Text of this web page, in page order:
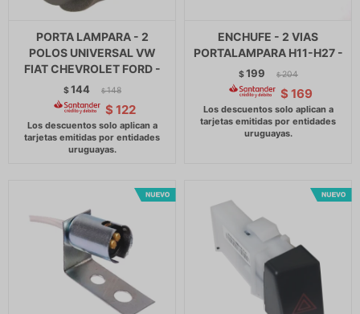
PORTA LAMPARA - 2
POLOS UNIVERSAL VW
FIAT CHEVROLET FORD -
$144 $ 148
$ 122
ENCHUFE - 2 VIAS
PORTALAMPARA H11-H27 -
$199 $ 204
$ 169